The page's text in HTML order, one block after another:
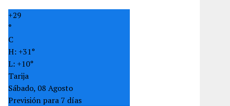
+29
°
C
H: +31°
L: +10°
Tarija
Sábado, 08 Agosto
Previsión para 7 días